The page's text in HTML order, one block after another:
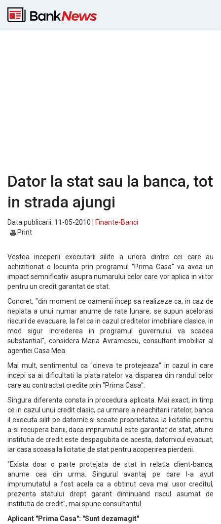
Dator la stat sau la banca, tot
in strada ajungi
Data publicarii: 11-05-2010 |
Finante-Banci
Print
Vestea inceperii executarii silite a unora dintre cei care au
achizitionat o locuinta prin programul "Prima Casa" va avea un
impact semnificativ asupra numarului celor care vor aplica in viitor
pentru un credit garantat de stat.
Concret, "din moment ce oamenii incep sa realizeze ca, in caz de
neplata a unui numar anume de rate lunare, se supun acelorasi
riscuri de evacuare, la fel ca in cazul creditelor imobiliare clasice, in
mod sigur increderea in programul guvernului va scadea
substantial", considera Maria Avramescu, consultant imobiliar al
agentiei Casa Mea.
Mai mult, sentimentul ca "cineva te protejeaza" in cazul in care
incepi sa ai dificultati la plata ratelor va disparea din randul celor
care au contractat credite prin "Prima Casa".
Singura diferenta consta in procedura aplicata. Mai exact, in timp
ce in cazul unui credit clasic, ca urmare a neachitarii ratelor, banca
il executa silit pe datornic si scoate proprietatea la licitatie pentru
a-si recupera banii, daca imprumutul este garantat de stat, atunci
institutia de credit este despagubita de acesta, datornicul evacuat,
iar casa scoasa la licitatie de stat pentru acoperirea pierderii.
"Exista doar o parte protejata de stat in relatia client-banca,
anume cea din urma. Singurul avantaj pe care l-a avut
imprumutatul a fost acela ca a obtinut ceva mai usor creditul,
prezenta statului drept garant diminuand riscul asumat de
institutia de credit", mai spune consultantul.
Aplicant "Prima Casa": "Sunt dezamagit"